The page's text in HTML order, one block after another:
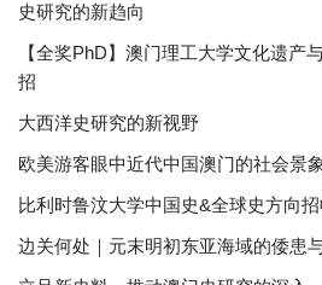
史研究的新趋向
【全奖PhD】澳门理工大学文化遗产
招
大西洋史研究的新视野
欧美游客眼中近代中国澳门的社会景象
比利时鲁汶大学中国史&全球史方向
边关何处｜元末明初东亚海域的倭患